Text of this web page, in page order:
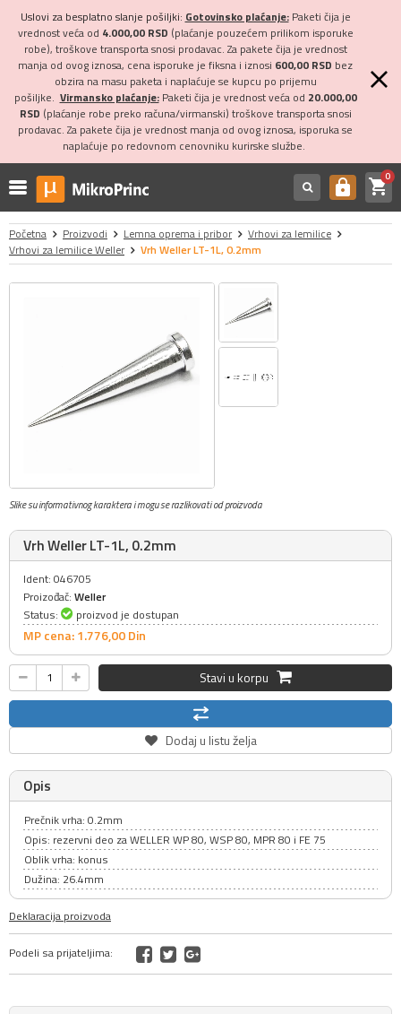
Uslovi za besplatno slanje pošiljki: Gotovinsko plaćanje:Paketi čija je
vrednost veća od 4.000,00 RSD (plaćanje pouzećem prilikom isporuke
robe), troškove transporta snosi prodavac. Za pakete čija je vrednost
manja od ovog iznosa, cena isporuke je fiksna i iznosi 600,00 RSD bez
obzira na masu paketa i naplaćuje se kupcu po prijemu
pošiljke. Virmansko plaćanje:Paketi čija je vrednost veća od 20.000,00
RSD (plaćanje robe preko računa/virmanski) troškove transporta snosi
prodavac. Za pakete čija je vrednost manja od ovog iznosa, isporuka se
naplaćuje po redovnom cenovniku kurirske službe.
https shopping_cart0
Početna Proizvodi Lemna oprema i pribor
Vrhovi za lemilice
Vrhovi za lemilice Weller
Vrh Weller LT-1L, 0.2mm
Slike su informativnog karaktera i mogu se razlikovati od proizvoda
Vrh Weller LT-1L, 0.2mm
Ident: 046705
Proizođač: Weller
Status:
proizvod je dostupan
MP cena: 1.776,00Din
Stavi u korpu
Dodaj u listu želja
Opis
Prečnik vrha: 0.2mm
Opis: rezervni deo za WELLER WP 80, WSP 80, MPR 80 i FE 75
Oblik vrha: konus
Dužina: 26.4mm
Deklaracija proizvoda
Podeli sa prijateljima: